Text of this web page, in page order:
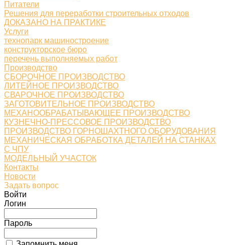
Питатели
Решения для переработки строительных отходов
ДОКАЗАНО НА ПРАКТИКЕ
Услуги
технопарк машиностроение
конструкторское бюро
перечень выполняемых работ
Производство
СБОРОЧНОЕ ПРОИЗВОДСТВО
ЛИТЕЙНОЕ ПРОИЗВОДСТВО
СВАРОЧНОЕ ПРОИЗВОДСТВО
ЗАГОТОВИТЕЛЬНОЕ ПРОИЗВОДСТВО
МЕХАНООБРАБАТЫВАЮЩЕЕ ПРОИЗВОДСТВО
КУЗНЕЧНО-ПРЕССОВОЕ ПРОИЗВОДСТВО
ПРОИЗВОДСТВО ГОРНОШАХТНОГО ОБОРУДОВАНИЯ
МЕХАНИЧЕСКАЯ ОБРАБОТКА ДЕТАЛЕЙ НА СТАНКАХ
С ЧПУ
МОДЕЛЬНЫЙ УЧАСТОК
Контакты
Новости
Задать вопрос
Войти
Логин
Пароль